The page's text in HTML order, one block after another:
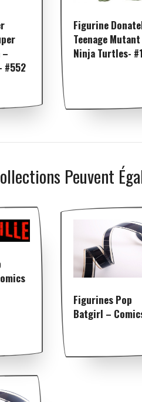
–
#552
Figurine
Teenage Mutant
Ninja Turtles-
Peuvent
Figurines Pop
Batgirl –